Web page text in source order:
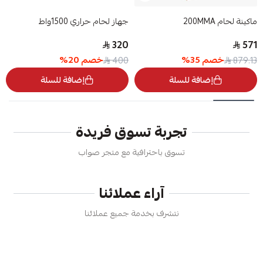
ماكينة لحام 200MMA
571
879.13 خصم35
%
إضافة للسلة
جهاز لحام حراري 1500واط
320
400 خصم20
%
إضافة للسلة
تجربة تسوق فريدة
تسوق باحترافية مع متجر صواب
آراء عملائنا
نتشرف بخدمة جميع عملائنا